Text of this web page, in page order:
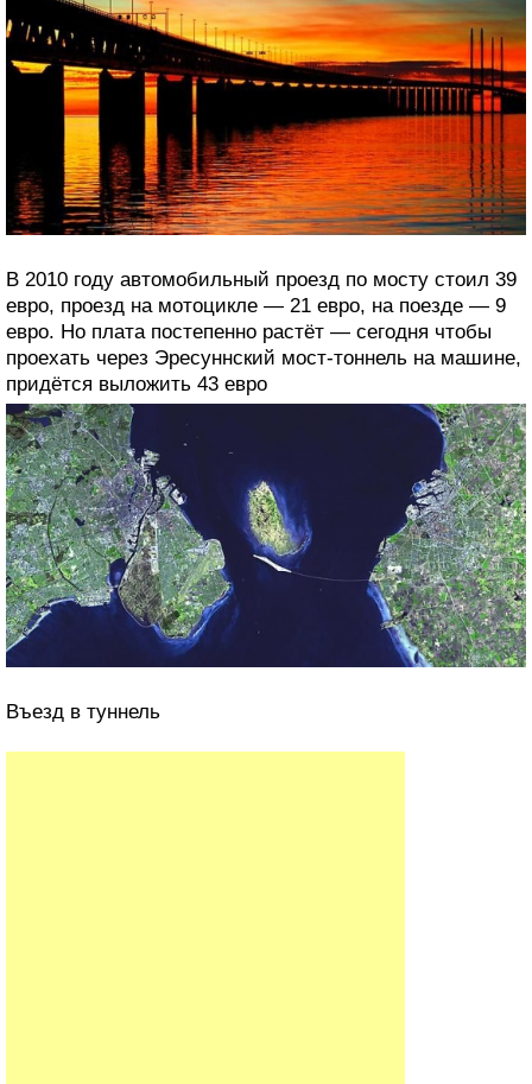
В 2010 году автомобильный проезд по мосту стоил 39
евро, проезд на мотоцикле — 21 евро, на поезде — 9
евро. Но плата постепенно растёт — сегодня чтобы
проехать через Эресуннский мост-тоннель на машине,
придётся выложить 43 евро
Въезд в туннель